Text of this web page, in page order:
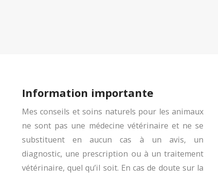
Information importante
Mes conseils et soins naturels pour les animaux
ne sont pas une médecine vétérinaire et ne se
substituent en aucun cas à un avis, un
diagnostic, une prescription ou à un traitement
vétérinaire, quel qu’il soit. En cas de doute sur la